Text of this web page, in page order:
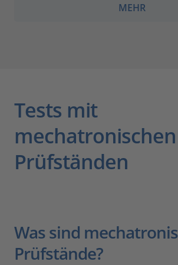
MEHR
Tests mit
mechatronischen
Prüfständen
Was sind
Prüfstände?